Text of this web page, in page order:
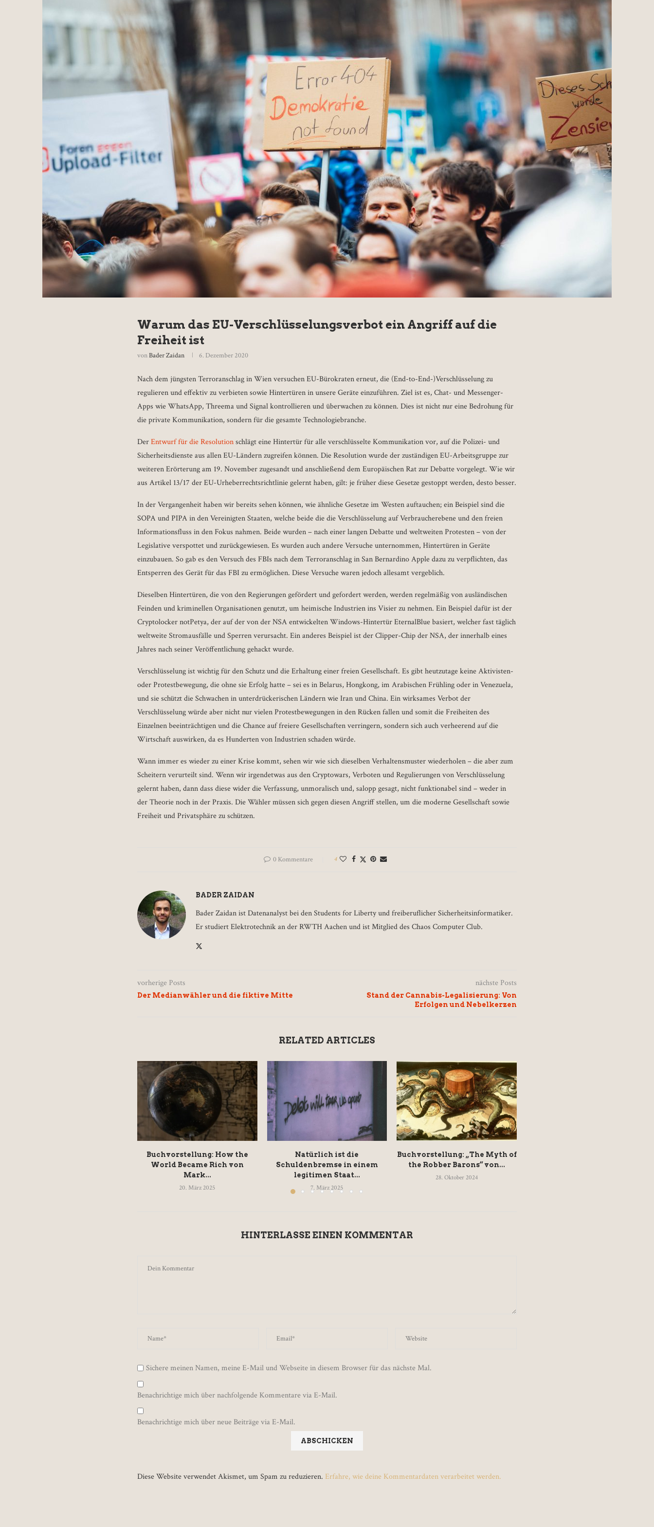
Warum das EU-Verschlüsselungsverbot ein Angriff auf die
Freiheit ist
vonBader Zaidan 6. Dezember 2020
Nach dem jüngsten Terroranschlag in Wien versuchen EU-Bürokraten erneut, die (End-to-End-)Verschlüsselung zu
regulieren und effektiv zu verbieten sowie Hintertüren in unsere Geräte einzuführen. Ziel ist es, Chat- und Messenger-
Apps wie WhatsApp, Threema und Signal kontrollieren und überwachen zu können. Dies ist nicht nur eine Bedrohung für
die private Kommunikation, sondern für die gesamte Technologiebranche.
DerEntwurf für die Resolutionschlägt eine Hintertür für alle verschlüsselte Kommunikation vor, auf die Polizei- und
Sicherheitsdienste aus allen EU-Ländern zugreifen können. Die Resolution wurde der zuständigen EU-Arbeitsgruppe zur
weiteren Erörterung am 19. November zugesandt und anschließend dem Europäischen Rat zur Debatte vorgelegt. Wie wir
aus Artikel 13/17 der EU-Urheberrechtsrichtlinie gelernt haben, gilt: je früher diese Gesetze gestoppt werden, desto besser.
In der Vergangenheit haben wir bereits sehen können, wie ähnliche Gesetze im Westen auftauchen; ein Beispiel sind die
SOPA und PIPA in den Vereinigten Staaten, welche beide die die Verschlüsselung auf Verbraucherebene und den freien
Informationsfluss in den Fokus nahmen. Beide wurden – nach einer langen Debatte und weltweiten Protesten – von der
Legislative verspottet und zurückgewiesen. Es wurden auch andere Versuche unternommen, Hintertüren in Geräte
einzubauen. So gab es den Versuch des FBIs nach dem Terroranschlag in San Bernardino Apple dazu zu verpflichten, das
Entsperren des Gerät für das FBI zu ermöglichen. Diese Versuche waren jedoch allesamt vergeblich.
Dieselben Hintertüren, die von den Regierungen gefördert und gefordert werden, werden regelmäßig von ausländischen
Feinden und kriminellen Organisationen genutzt, um heimische Industrien ins Visier zu nehmen. Ein Beispiel dafür ist der
Cryptolocker notPetya, der auf der von der NSA entwickelten Windows-Hintertür EternalBlue basiert, welcher fast täglich
weltweite Stromausfälle und Sperren verursacht. Ein anderes Beispiel ist der Clipper-Chip der NSA, der innerhalb eines
Jahres nach seiner Veröffentlichung gehackt wurde.
Verschlüsselung ist wichtig für den Schutz und die Erhaltung einer freien Gesellschaft. Es gibt heutzutage keine Aktivisten-
oder Protestbewegung, die ohne sie Erfolg hatte – sei es in Belarus, Hongkong, im Arabischen Frühling oder in Venezuela,
und sie schützt die Schwachen in unterdrückerischen Ländern wie Iran und China. Ein wirksames Verbot der
Verschlüsselung würde aber nicht nur vielen Protestbewegungen in den Rücken fallen und somit die Freiheiten des
Einzelnen beeinträchtigen und die Chance auf freiere Gesellschaften verringern, sondern sich auch verheerend auf die
Wirtschaft auswirken, da es Hunderten von Industrien schaden würde.
Wann immer es wieder zu einer Krise kommt, sehen wir wie sich dieselben Verhaltensmuster wiederholen – die aber zum
Scheitern verurteilt sind. Wenn wir irgendetwas aus den Cryptowars, Verboten und Regulierungen von Verschlüsselung
gelernt haben, dann dass diese wider die Verfassung, unmoralisch und, salopp gesagt, nicht funktionabel sind – weder in
der Theorie noch in der Praxis. Die Wähler müssen sich gegen diesen Angriff stellen, um die moderne Gesellschaft sowie
Freiheit und Privatsphäre zu schützen.
0 Kommentare 4
BADER ZAIDAN
Bader Zaidan ist Datenanalyst bei den Students for Liberty und freiberuflicher Sicherheitsinformatiker.
Er studiert Elektrotechnik an der RWTH Aachen und ist Mitglied des Chaos Computer Club.
vorherige Posts
Der Medianwähler und die fiktive Mitte
nächste Posts
Stand der Cannabis-Legalisierung: Von
Erfolgen und Nebelkerzen
RELATED ARTICLES
Buchvorstellung: How the
World Became Rich von
Mark...
20. März 2025
Natürlich ist die
Schuldenbremse in einem
legitimen Staat...
7. März 2025
Buchvorstellung: „The Myth of
the Robber Barons“ von...
28. Oktober 2024
HINTERLASSE EINEN KOMMENTAR
Sichere meinen Namen, meine E-Mail und Webseite in diesem Browser für das nächste Mal.
Benachrichtige mich über nachfolgende Kommentare via E-Mail.
Benachrichtige mich über neue Beiträge via E-Mail.
Diese Website verwendet Akismet, um Spam zu reduzieren. Erfahre, wie deine Kommentardaten verarbeitet werden.